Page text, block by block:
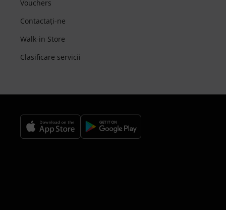
Vouchers
Contactaţi-ne
Walk-in Store
Clasificare servicii